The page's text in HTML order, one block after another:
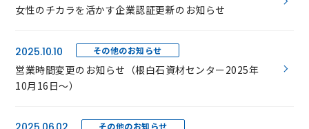
女性のチカラを活かす企業認証更新のお知らせ
2025.10.10 その他のお知らせ
営業時間変更のお知らせ（根白石資材センター2025年
10月16日～）
その他のお知らせ